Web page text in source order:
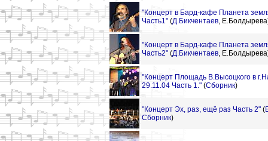
"Концерт в Бард-кафе Планета
Часть1" (Д.Бикчентаев,
"Концерт в Бард-кафе Планета
Часть2" (Д.Бикчентаев,
"Концерт Площадь В.Высоцкого в
29.11.04 Часть 1." (Сборник)
"Концерт Эх, раз, ещё раз Часть 2" (
Сборник)